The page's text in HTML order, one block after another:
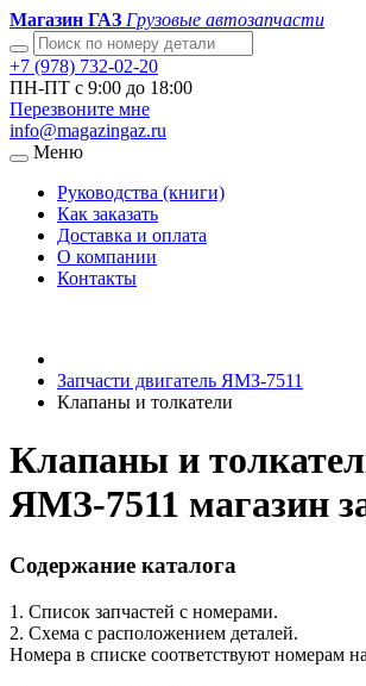
Магазин ГАЗ Грузовые автозапчасти
+7 (978) 732-02-20
ПН-ПТ с 9:00 до 18:00
Перезвоните мне
info@magazingaz.ru
Меню
Руководства (книги)
Как заказать
Доставка и оплата
О компании
Контакты
Запчасти двигатель ЯМЗ-7511
Клапаны и толкатели
Клапаны и
ЯМЗ-7511 магазин
Содержание каталога
1. Список запчастей с номерами.
2. Схема с расположением деталей.
Номера в списке соответствуют номерам